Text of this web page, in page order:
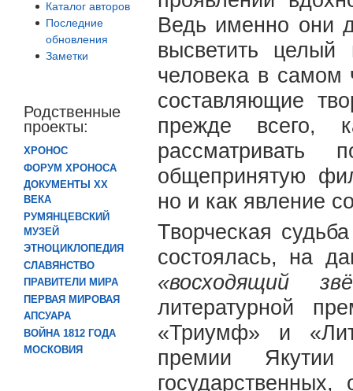
Каталог авторов
Последние
обновления
Заметки
Родственные
проекты:
ХРОНОС
ФОРУМ ХРОНОСА
ДОКУМЕНТЫ XX
ВЕКА
РУМЯНЦЕВСКИЙ
МУЗЕЙ
ЭТНОЦИКЛОПЕДИЯ
СЛАВЯНСТВО
ПРАВИТЕЛИ МИРА
ПЕРВАЯ МИРОВАЯ
АПСУАРА
ВОЙНА 1812 ГОДА
МОСКОВИЯ
Ведь именно они
высветить
человека в самом
составляющие
прежде всего,
общепринятую
но и как явление
Творческая
состоялась, на
«восходящий
литературной
«Триумф» и
премии